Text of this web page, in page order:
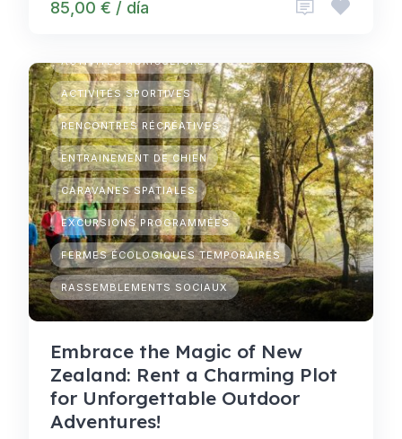
85,00 € / día
ACTIVITÉS AGRICULTURE
ACTIVITÉS SPORTIVES
RENCONTRES RÉCRÉATIVES
ENTRAINEMENT DE CHIEN
CARAVANES SPATIALES
EXCURSIONS PROGRAMMÉES
FERMES ÉCOLOGIQUES TEMPORAIRES
RASSEMBLEMENTS SOCIAUX
Embrace the Magic of New
Zealand: Rent a Charming Plot
for Unforgettable Outdoor
Adventures!